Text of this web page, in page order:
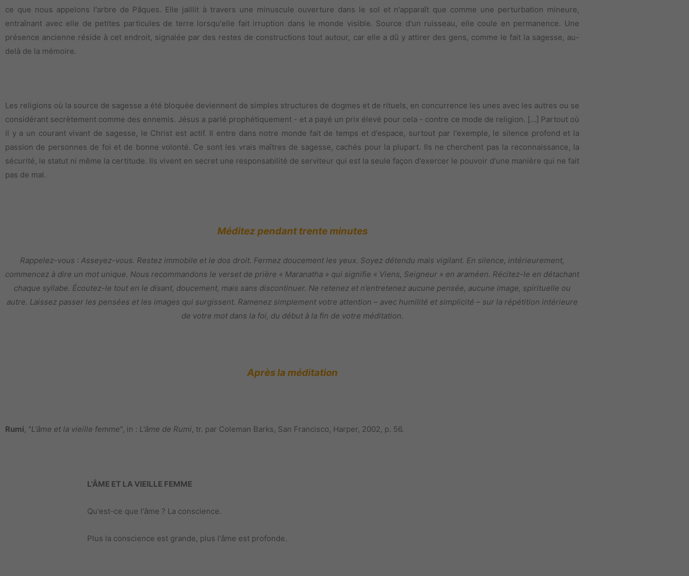
ce que nous appelons l'arbre de Pâques. Elle jaillit à travers une minuscule ouverture dans le sol et n'apparaît que comme une perturbation mineure,
entraînant avec elle de petites particules de terre lorsqu'elle fait irruption dans le monde visible. Source d'un ruisseau, elle coule en permanence. Une
présence ancienne réside à cet endroit, signalée par des restes de constructions tout autour, car elle a dû y attirer des gens, comme le fait la sagesse, au-
delà de la mémoire.
Les religions où la source de sagesse a été bloquée deviennent de simples structures de dogmes et de rituels, en concurrence les unes avec les autres ou se
considérant secrètement comme des ennemis. Jésus a parlé prophétiquement - et a payé un prix élevé pour cela - contre ce mode de religion. […] Partout où
il y a un courant vivant de sagesse, le Christ est actif. Il entre dans notre monde fait de temps et d'espace, surtout par l'exemple, le silence profond et la
passion de personnes de foi et de bonne volonté. Ce sont les vrais maîtres de sagesse, cachés pour la plupart. Ils ne cherchent pas la reconnaissance, la
sécurité, le statut ni même la certitude. Ils vivent en secret une responsabilité de serviteur qui est la seule façon d'exercer le pouvoir d'une manière qui ne fait
pas de mal.
Méditez pendant trente minutes
Rappelez-vous : Asseyez-vous. Restez immobile et le dos droit. Fermez doucement les yeux. Soyez détendu mais vigilant. En silence, intérieurement,
commencez à dire un mot unique. Nous recommandons le verset de prière « Maranatha » qui signifie « Viens, Seigneur » en araméen. Récitez-le en détachant
chaque syllabe. Écoutez-le tout en le disant, doucement, mais sans discontinuer. Ne retenez et n’entretenez aucune pensée, aucune image, spirituelle ou
autre. Laissez passer les pensées et les images qui surgissent. Ramenez simplement votre attention – avec humilité et simplicité – sur la répétition intérieure
de votre mot dans la foi, du début à la fin de votre méditation.
Après la méditation
Rumi, "L'âme et la vieille femme", in : L'âme de Rumi, tr. par Coleman Barks, San Francisco, Harper, 2002, p. 56.
L'ÂME ET LA VIEILLE FEMME
Qu'est-ce que l'âme ? La conscience.
Plus la conscience est grande, plus l'âme est profonde.